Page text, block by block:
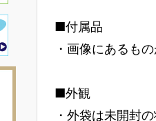
■付属品
・画像にあるも
■外観
・外袋は未開封